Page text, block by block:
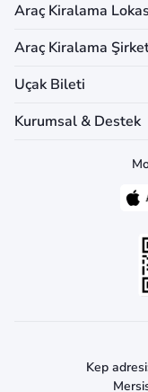
Araç Kiralama
Araç Kiralama
Uçak Bileti
Kurumsal & Destek
Kep